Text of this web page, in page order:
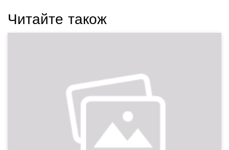
Читайте також